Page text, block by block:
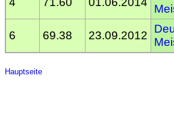
6 69.38 23.09.2012
Hauptseite